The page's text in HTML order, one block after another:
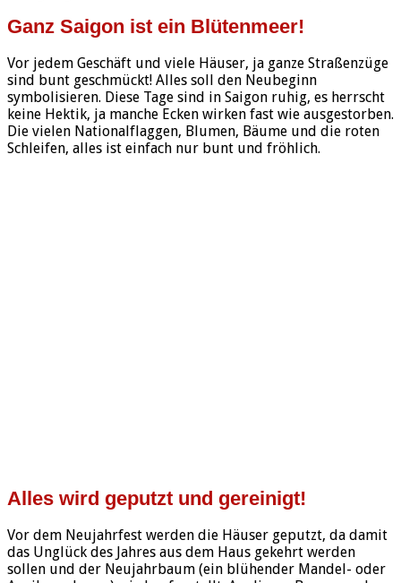
Ganz Saigon ist ein Blütenmeer!
Vor jedem Geschäft und viele Häuser, ja ganze Straßenzüge
sind bunt geschmückt! Alles soll den Neubeginn
symbolisieren. Diese Tage sind in Saigon ruhig, es herrscht
keine Hektik, ja manche Ecken wirken fast wie ausgestorben.
Die vielen Nationalflaggen, Blumen, Bäume und die roten
Schleifen, alles ist einfach nur bunt und fröhlich.
Alles wird geputzt und gereinigt!
Vor dem Neujahrfest werden die Häuser geputzt, da damit
das Unglück des Jahres aus dem Haus gekehrt werden
sollen und der Neujahrbaum (ein blühender Mandel- oder